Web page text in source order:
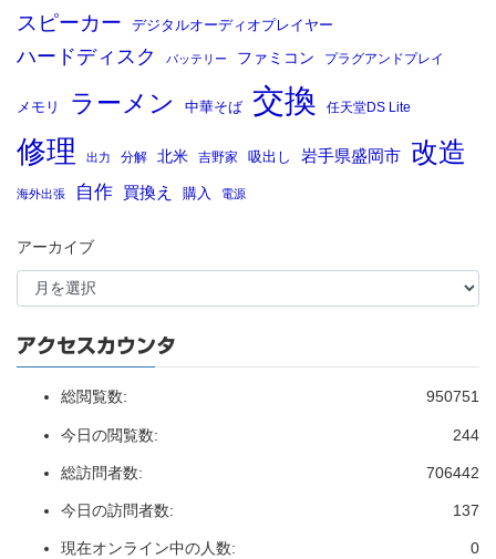
スピーカー デジタルオーディオプレイヤー
ハードディスク バッテリー ファミコン プラグアンドプレイ
メモリ ラーメン 中華そば 交換 任天堂DS Lite
修理 出力 分解 北米 吉野家 吸出し 岩手県盛岡市 改造
海外出張 自作 買換え 購入 電源
アーカイブ
アクセスカウンタ
950751
総閲覧数:
244
今日の閲覧数:
706442
総訪問者数:
137
今日の訪問者数:
0
現在オンライン中の人数: